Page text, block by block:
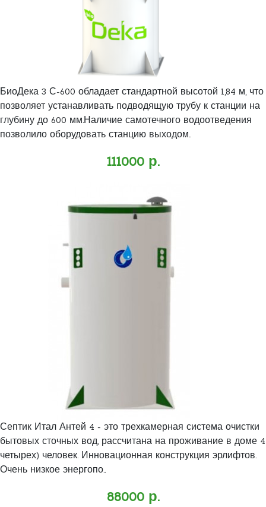
БиоДека 3 С-600 обладает стандартной высотой 1,84 м, что
позволяет устанавливать подводящую трубу к станции на
глубину до 600 мм.Наличие самотечного водоотведения
позволило оборудовать станцию выходом..
111000 р.
Септик Итал Антей 4 - это трехкамерная система очистки
бытовых сточных вод, рассчитана на проживание в доме 4
четырех) человек. Инновационная конструкция эрлифтов.
Очень низкое энергопо..
88000 р.